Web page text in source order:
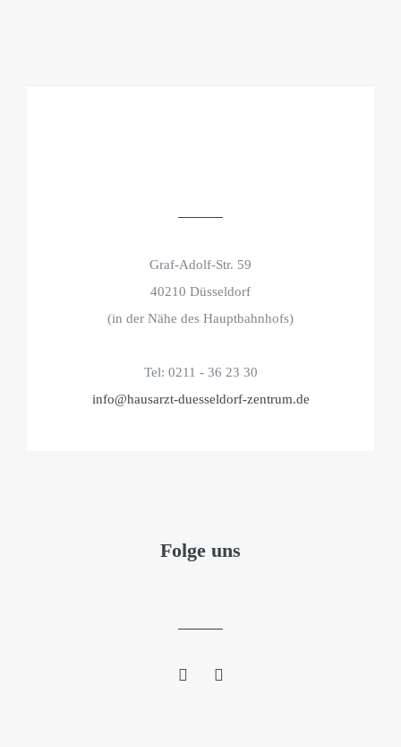
Graf-Adolf-Str. 59
40210 Düsseldorf
(in der Nähe des Hauptbahnhofs)
Tel: 0211 - 36 23 30
info@hausarzt-duesseldorf-zentrum.de
Folge uns